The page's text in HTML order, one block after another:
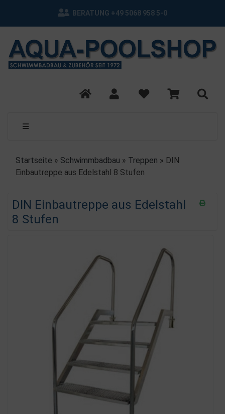
BERATUNG +49 5068 958 5-0
Startseite » Schwimmbadbau » Treppen » DIN
Einbautreppe aus Edelstahl 8 Stufen
DIN Einbautreppe aus Edelstahl
8 Stufen